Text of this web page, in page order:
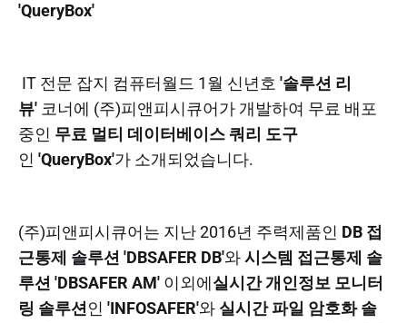
'QueryBox'
IT 전문 잡지 컴퓨터월드 1월 신년호 '솔루션 리
뷰' 코너에 (주)피앤피시큐어가 개발하여 무료 배포
중인 무료 멀티 데이터베이스 쿼리 도구
인 'QueryBox'가 소개되었습니다.
(주)피앤피시큐어는 지난 2016년 주력제품인 DB 접
근통제 솔루션 'DBSAFER DB'와시스템 접근통제 솔
루션 'DBSAFER AM' 이외에실시간 개인정보 모니터
링 솔루션 인 'INFOSAFER'와 실시간 파일 암호화 솔